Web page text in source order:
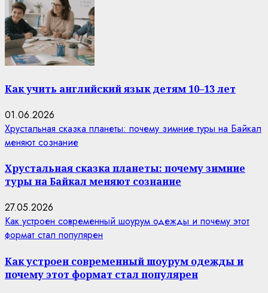
Как учить английский язык детям 10–13 лет
01.06.2026
Хрустальная сказка планеты: почему зимние туры на Байкал
меняют сознание
Хрустальная сказка планеты: почему зимние
туры на Байкал меняют сознание
27.05.2026
Как устроен современный шоурум одежды и почему этот
формат стал популярен
Как устроен современный шоурум одежды и
почему этот формат стал популярен